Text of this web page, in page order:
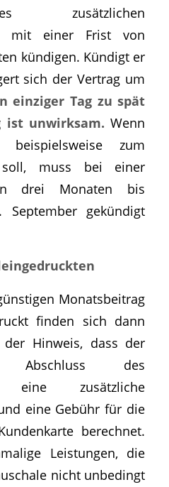
zusätzlichen
mit einer Frist von
kündigen. Kündigt er
sich der Vertrag um
einziger Tag zu spät
ist unwirksam. Wenn
zum
soll, muss bei einer
drei Monaten bis
September gekündigt
Monatsbeitrag
finden sich dann
Hinweis, dass der
des
eine zusätzliche
eine Gebühr für die
berechnet.
Leistungen, die
nicht unbedingt